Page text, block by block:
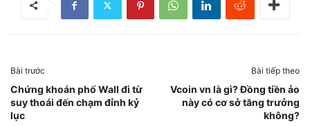
Bài trước
Chứng khoán phố Wall đi từ
suy thoái đến chạm đỉnh kỷ
lục
Bài tiếp theo
Vcoin vn là gì? Đồng tiền ảo
này có cơ sở tăng trưởng
không?